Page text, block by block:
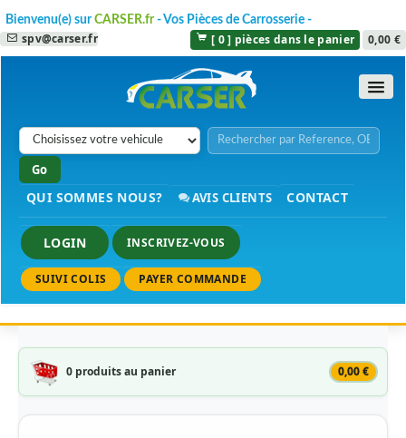
Bienvenu(e) surCARSER.fr- Vos Pièces de Carrosserie -
spv@carser.fr [ 0 ] pièces dans le panier 0,00 €
QUI SOMMES NOUS? AVIS CLIENTS CONTACT
LOGIN INSCRIVEZ-VOUS
SUIVI COLIS PAYER COMMANDE
0 produits au panier 0,00 €